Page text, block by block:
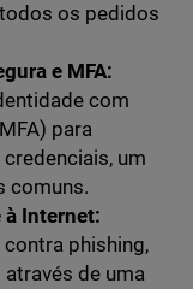
os pedidos
e MFA:
com
para
um
comuns.
à Internet:
phishing,
de uma